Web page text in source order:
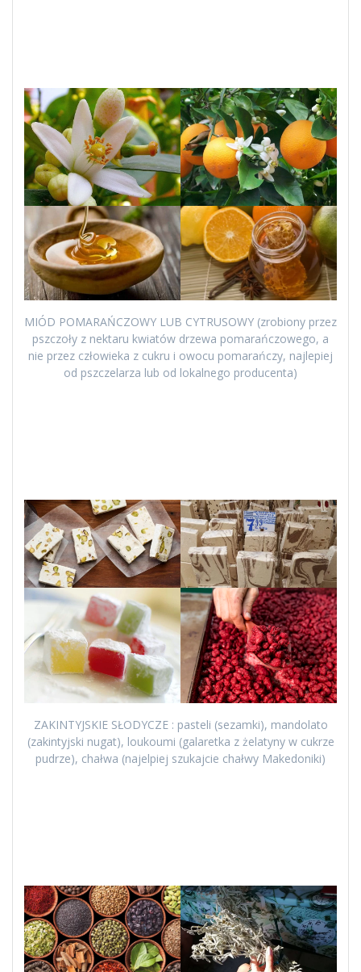
MIÓD POMARAŃCZOWY LUB CYTRUSOWY (zrobiony przez
pszczoły z nektaru kwiatów drzewa pomarańczowego, a
nie przez człowieka z cukru i owocu pomarańczy, najlepiej
od pszczelarza lub od lokalnego producenta)
ZAKINTYJSKIE SŁODYCZE : pasteli (sezamki), mandolato
(zakintyjski nugat), loukoumi (galaretka z żelatyny w cukrze
pudrze), chałwa (najelpiej szukajcie chałwy Makedoniki)